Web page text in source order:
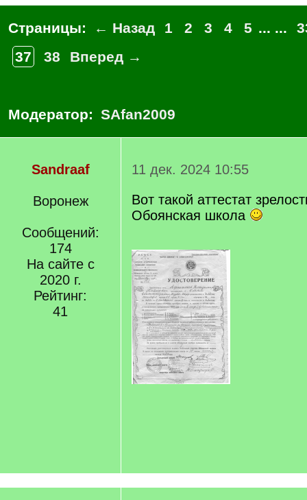
Страницы: ← Назад 1 2 3 4 5 ... ...
37
38 Вперед →
Модератор: SAfan2009
Sandraaf
Воронеж
Сообщений:
174
На сайте с
2020 г.
Рейтинг:
41
11 дек. 2024 10:55
Вот такой аттестат
Обоянская школа